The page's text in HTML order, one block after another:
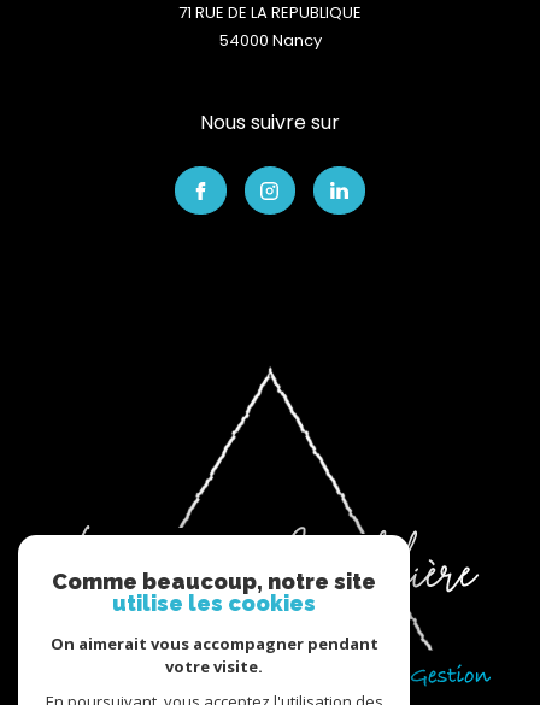
71 RUE DE LA REPUBLIQUE
54000
nancy
Nous suivre sur
Comme beaucoup, notre site
utilise les cookies
On aimerait vous accompagner pendant
votre visite.